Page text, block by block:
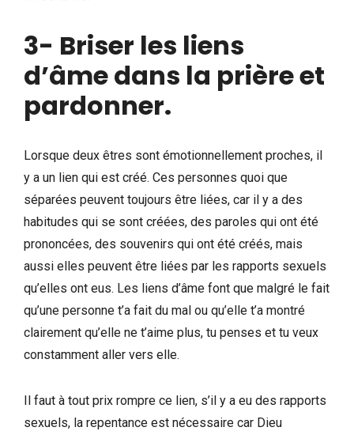
3- Briser les liens
d’âme dans la prière et
pardonner.
Lorsque deux êtres sont émotionnellement proches, il
y a un lien qui est créé. Ces personnes quoi que
séparées peuvent toujours être liées, car il y a des
habitudes qui se sont créées, des paroles qui ont été
prononcées, des souvenirs qui ont été créés, mais
aussi elles peuvent être liées par les rapports sexuels
qu’elles ont eus. Les liens d’âme font que malgré le fait
qu’une personne t’a fait du mal ou qu’elle t’a montré
clairement qu’elle ne t’aime plus, tu penses et tu veux
constamment aller vers elle.
Il faut à tout prix rompre ce lien, s’il y a eu des rapports
sexuels, la repentance est nécessaire car Dieu